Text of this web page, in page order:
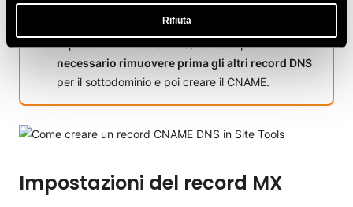
Rifiuta
IMPORTANTE!Non è possibile creare un record
CNAME per un sottodominio se sono già stati
necessario rimuovere prima gli altri record DNS
per il sottodominio e poi creare il CNAME.
Impostazioni del record MX